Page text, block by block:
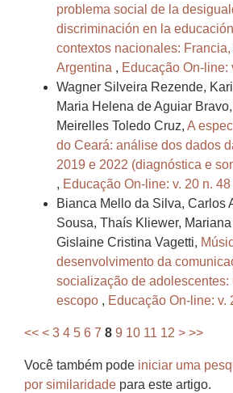
problema social de la
discriminación en la
contextos nacionales:
Argentina , Educação On-line:
Wagner Silveira Rezende,
Maria Helena de Aguiar
Meirelles Toledo Cruz, A
do Ceará: análise dos dados
2019 e 2022 (diagnóstica e
, Educação On-line: v. 20 n.
Bianca Mello da Silva, Carlos
Sousa, Thaís Kliewer,
Gislaine Cristina Vagetti,
desenvolvimento da
socialização de adolescentes:
escopo , Educação On-line: v.
<< < 3 4 5 6 7 8 9 10 11 12 > >>
Você também pode iniciar uma
por similaridade para este artigo.